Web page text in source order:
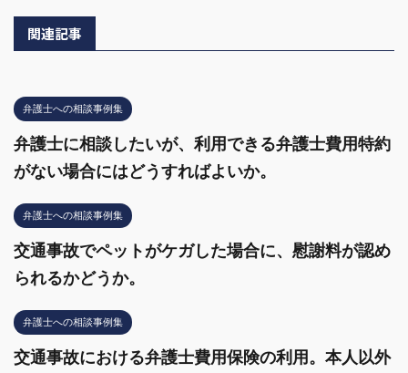
関連記事
弁護士への相談事例集
弁護士に相談したいが、利用できる弁護士費用特約
がない場合にはどうすればよいか。
弁護士への相談事例集
交通事故でペットがケガした場合に、慰謝料が認め
られるかどうか。
弁護士への相談事例集
交通事故における弁護士費用保険の利用。本人以外